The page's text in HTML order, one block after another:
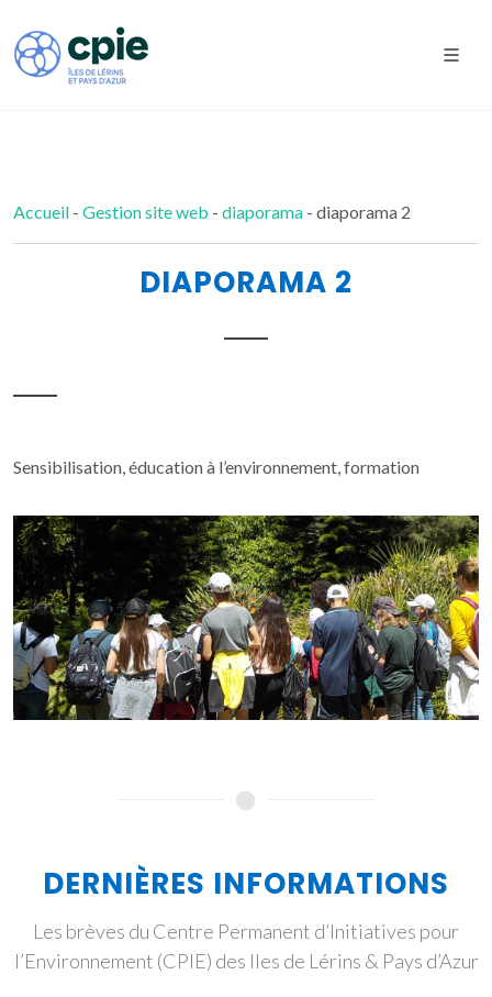
Accueil - Gestion site web - diaporama - diaporama 2
DIAPORAMA 2
Sensibilisation, éducation à l’environnement, formation
DERNIÈRES INFORMATIONS
Les brèves du Centre Permanent d’Initiatives pour
l’Environnement (CPIE) des Iles de Lérins & Pays d’Azur